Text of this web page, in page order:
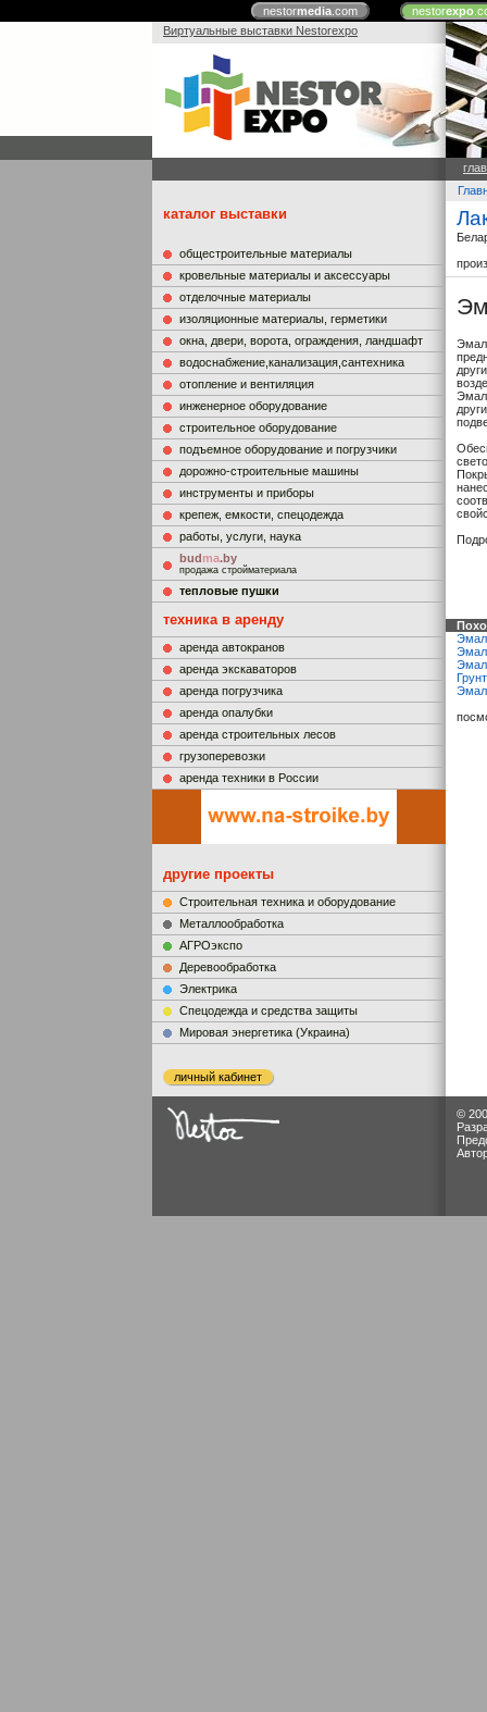
nestormedia.com nestorexpo
Виртуальные выставки Nestorexpo
каталог выставки
общестроительные материалы
кровельные материалы и аксессуары
отделочные материалы
изоляционные материалы, герметики
окна, двери, ворота, ограждения, ландшафт
водоснабжение,канализация,сантехника
отопление и вентиляция
инженерное оборудование
строительное оборудование
подъемное оборудование и погрузчики
дорожно-строительные машины
инструменты и приборы
крепеж, емкости, спецодежда
работы, услуги, наука
budma.by
продажа стройматериала
тепловые пушки
техника в аренду
аренда автокранов
аренда экскаваторов
аренда погрузчика
аренда опалубки
аренда строительных лесов
грузоперевозки
аренда техники в России
другие проекты
Строительная техника и оборудование
Металлообработка
АГРОэкспо
Деревообработка
Электрика
Cпецодежда и средства защиты
Мировая энергетика (Украина)
личный кабинет
©